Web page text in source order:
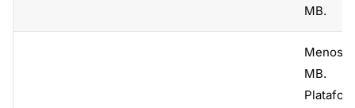
MB.
Menos
MB.